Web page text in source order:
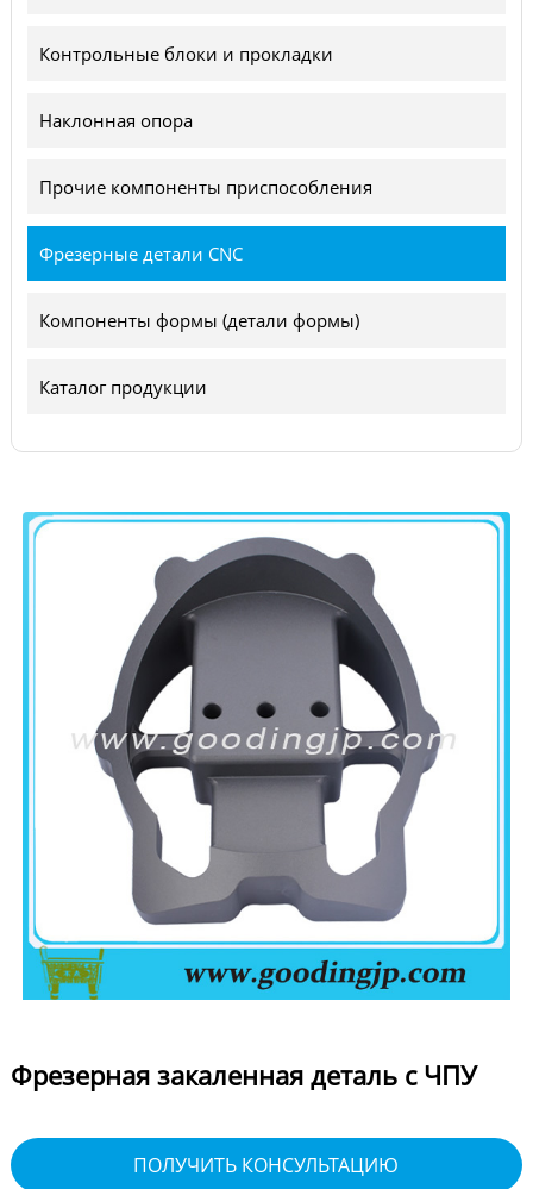
Контрольные блоки и прокладки
Наклонная опора
Прочие компоненты приспособления
Фрезерные детали CNC
Компоненты формы (детали формы)
Каталог продукции
Фрезерная закаленная деталь с ЧПУ
ПОЛУЧИТЬ КОНСУЛЬТАЦИЮ